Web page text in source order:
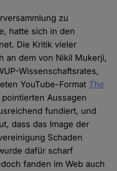
zu
hatte sich in den
Die Kritik vieler
an dem von Nikil Mukerji,
Wissenschaftsrates,
YouTube-Format The
Aussagen
fundiert, und
dass das Image der
Schaden
dafür scharf
fanden im Web auch